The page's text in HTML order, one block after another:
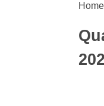
Home